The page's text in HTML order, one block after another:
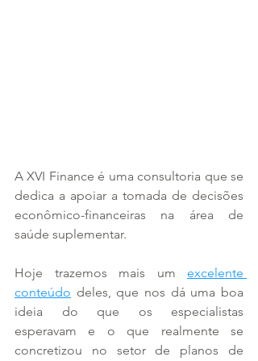
A XVI Finance é uma consultoria que se
dedica a apoiar a tomada de decisões
econômico-financeiras na área de
saúde suplementar.
Hoje trazemos mais um excelente
conteúdo deles, que nos dá uma boa
ideia do que os especialistas
esperavam e o que realmente se
concretizou no setor de planos de